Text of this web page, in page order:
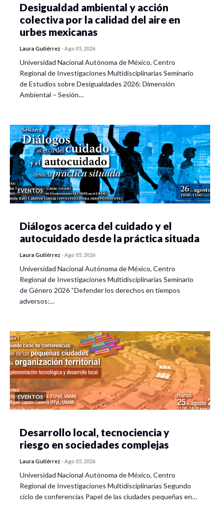
Desigualdad ambiental y acción
colectiva por la calidad del aire en
urbes mexicanas
Laura Gutiérrez -Ago 05, 2026
Universidad Nacional Autónoma de México, Centro
Regional de Investigaciones Multidisciplinarias Seminario
de Estudios sobre Desigualdades 2026: Dimensión
Ambiental – Sesión…
EVENTOS
Diálogos acerca del cuidado y el
autocuidado desde la práctica situada
Laura Gutiérrez -Ago 05, 2026
Universidad Nacional Autónoma de México, Centro
Regional de Investigaciones Multidisciplinarias Seminario
de Género 2026 “Defender los derechos en tiempos
adversos:…
EVENTOS
Desarrollo local, tecnociencia y
riesgo en sociedades complejas
Laura Gutiérrez -Ago 05, 2026
Universidad Nacional Autónoma de México, Centro
Regional de Investigaciones Multidisciplinarias Segundo
ciclo de conferencias Papel de las ciudades pequeñas en…